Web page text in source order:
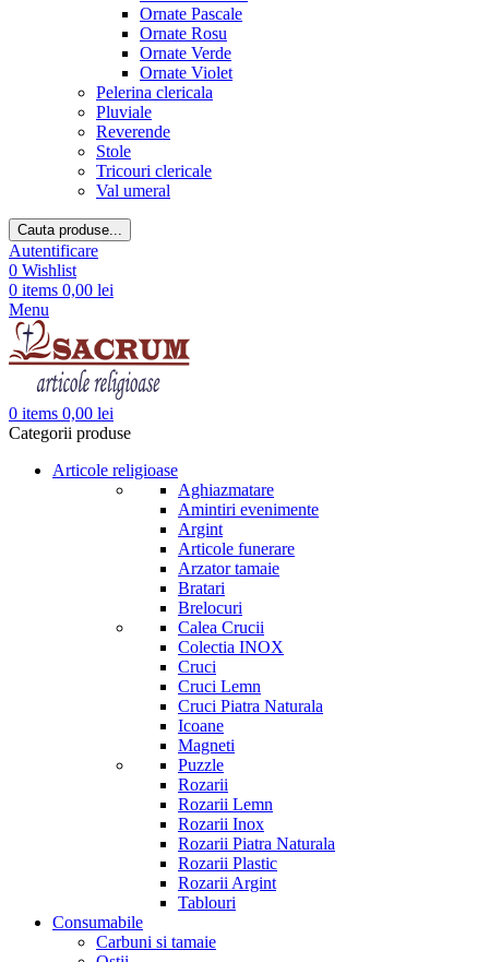
Ornate Pascale
Ornate Rosu
Ornate Verde
Ornate Violet
Pelerina clericala
Pluviale
Reverende
Stole
Tricouri clericale
Val umeral
Cauta produse...
Autentificare
0 Wishlist
0 items 0,00 lei
Menu
0 items 0,00 lei
Categorii produse
Articole religioase
Aghiazmatare
Amintiri evenimente
Argint
Articole funerare
Arzator tamaie
Bratari
Brelocuri
Calea Crucii
Colectia INOX
Cruci
Cruci Lemn
Cruci Piatra Naturala
Icoane
Magneti
Puzzle
Rozarii
Rozarii Lemn
Rozarii Inox
Rozarii Piatra Naturala
Rozarii Plastic
Rozarii Argint
Tablouri
Consumabile
Carbuni si tamaie